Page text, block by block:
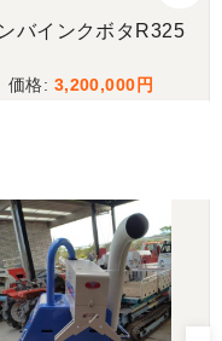
て欲しいです。
ていただき 引き取り
ございました。又機
。ありがとうござい
バインクボタR325
3,200,000